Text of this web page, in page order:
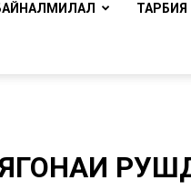
ТАРБИЯ
ЯГОНАИ